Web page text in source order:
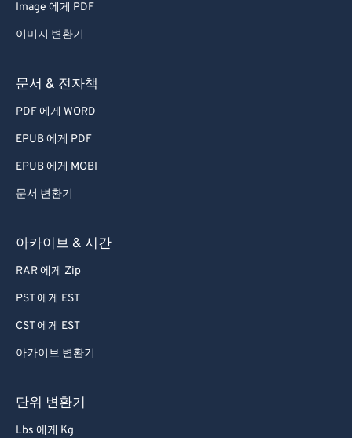
Image 에게 PDF
이미지 변환기
문서 & 전자책
PDF 에게 WORD
EPUB 에게 PDF
EPUB 에게 MOBI
문서 변환기
아카이브 & 시간
RAR 에게 Zip
PST 에게 EST
CST 에게 EST
아카이브 변환기
단위 변환기
Lbs 에게 Kg